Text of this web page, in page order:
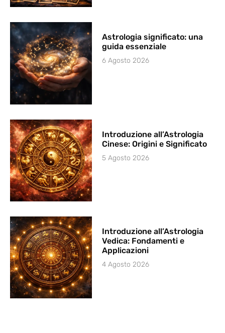
Astrologia significato: una
guida essenziale
6 Agosto 2026
Introduzione all’Astrologia
Cinese: Origini e Significato
5 Agosto 2026
Introduzione all’Astrologia
Vedica: Fondamenti e
Applicazioni
4 Agosto 2026